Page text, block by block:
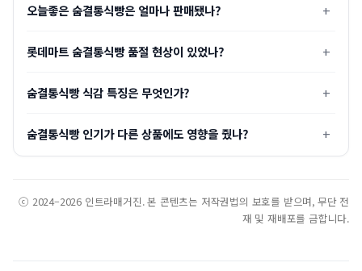
오늘좋은 숨결통식빵은 얼마나 판매됐나?
롯데마트 숨결통식빵 품절 현상이 있었나?
숨결통식빵 식감 특징은 무엇인가?
숨결통식빵 인기가 다른 상품에도 영향을 줬나?
ⓒ 2024–2026 인트라매거진. 본 콘텐츠는 저작권법의 보호를 받으며, 무단 전
재 및 재배포를 금합니다.